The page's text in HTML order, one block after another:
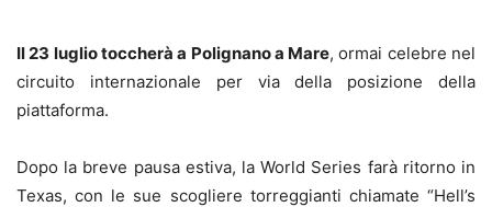
Il 23 luglio toccherà a Polignano a Mare, ormai celebre nel
circuito internazionale per via della posizione della
piattaforma.
Dopo la breve pausa estiva, la World Series farà ritorno in
Texas, con le sue scogliere torreggianti chiamate “Hell’s